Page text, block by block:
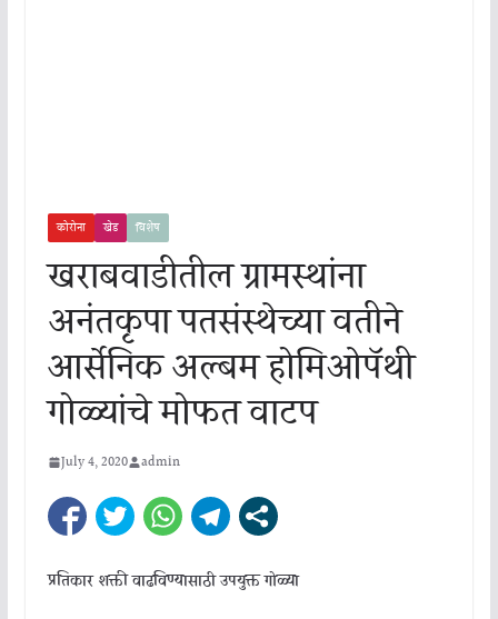
कोरोना खेड विशेष
खराबवाडीतील ग्रामस्थांना
अनंतकृपा पतसंस्थेच्या वतीने
आर्सेनिक अल्बम होमिओपॅथी
गोळ्यांचे मोफत वाटप
July 4, 2020 admin
प्रतिकार शक्ती वाढविण्यासाठी उपयुक्त गोळ्या